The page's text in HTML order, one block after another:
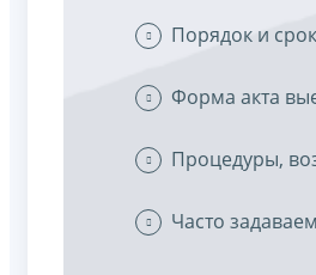
Порядок и
Форма акта
Процедуры,
Часто